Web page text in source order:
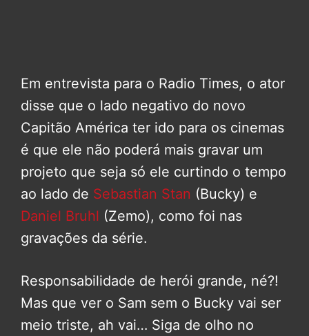
Em entrevista para o Radio Times, o ator
disse que o lado negativo do novo
Capitão América ter ido para os cinemas
é que ele não poderá mais gravar um
projeto que seja só ele curtindo o tempo
ao lado de Sebastian Stan (Bucky) e
Daniel Bruhl (Zemo), como foi nas
gravações da série.
Responsabilidade de herói grande, né?!
Mas que ver o Sam sem o Bucky vai ser
meio triste, ah vai… Siga de olho no